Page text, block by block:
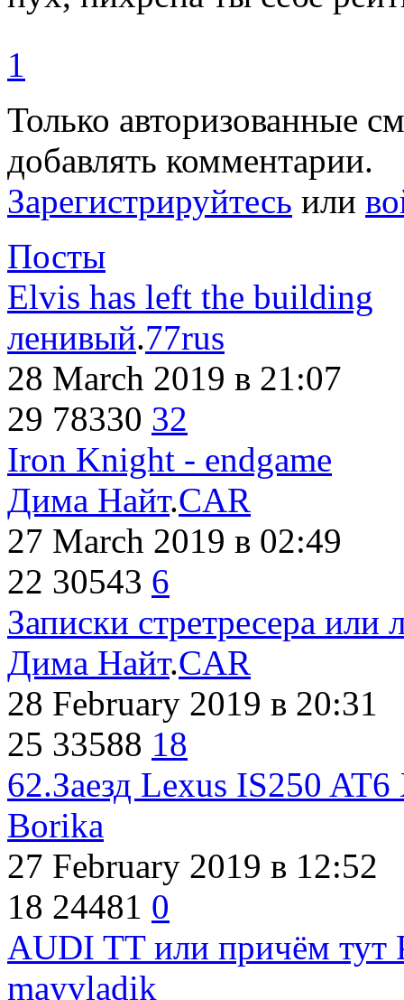
1
Только авторизованные
добавлять комментарии.
Зарегистрируйтесь или
Посты
Elvis has left the building
ленивый.77rus
28 March 2019 в 21:07
29 78330 32
Iron Knight - endgame
Дима Найт.CAR
27 March 2019 в 02:49
22 30543 6
Записки стретресера или
Дима Найт.CAR
28 February 2019 в 20:31
25 33588 18
62.Заезд Lexus IS250
Borika
27 February 2019 в 12:52
18 24481 0
AUDI TT или причём тут
mayvladik